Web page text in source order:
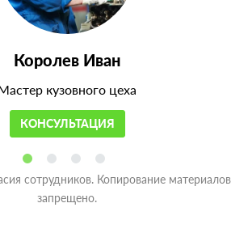
Королев Иван
кузовного цеха
КОНСУЛЬТАЦИЯ
сотрудников. Копирование материалов
запрещено.